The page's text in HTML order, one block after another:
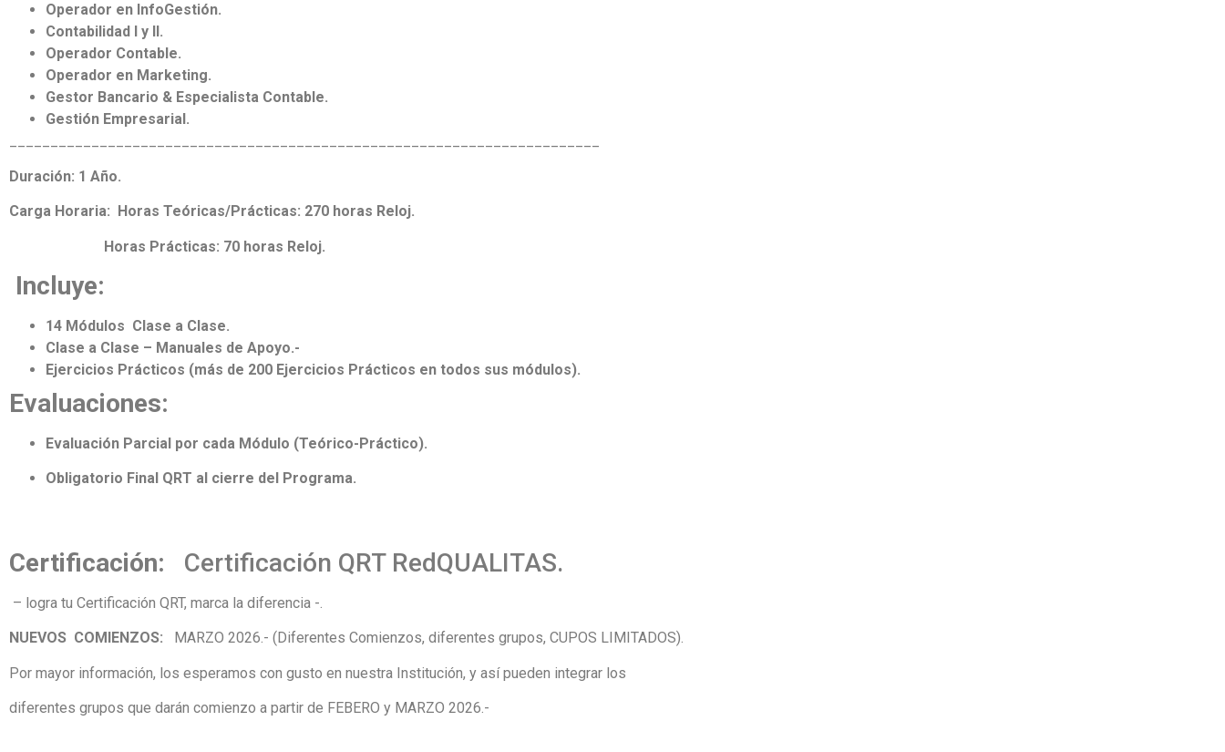
Operador en InfoGestión.
Contabilidad I y II.
Operador Contable.
Operador en Marketing.
Gestor Bancario & Especialista Contable.
Gestión Empresarial.
Duración: 1 Año.
Carga Horaria: Horas Teóricas/Prácticas: 270 horas Reloj.
Horas Prácticas: 70 horas Reloj.
Incluye:
14 Módulos Clase a Clase.
Clase a Clase – Manuales de Apoyo.-
Ejercicios Prácticos (más de 200 Ejercicios Prácticos en todos sus módulos).
Evaluaciones:
Evaluación Parcial por cada Módulo (Teórico-Práctico).
Obligatorio Final QRT al cierre del Programa.
Certificación: Certificación QRT RedQUALITAS.
– logra tu Certificación QRT, marca la diferencia -.
NUEVOS COMIENZOS: MARZO 2026.- (Diferentes Comienzos, diferentes grupos, CUPOS LIMITADOS).
Por mayor información, los esperamos con gusto en nuestra Institución, y así pueden integrar los
diferentes grupos que darán comienzo a partir de FEBERO y MARZO 2026.-